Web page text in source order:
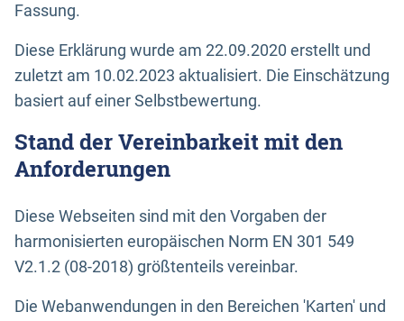
Fassung.
Diese Erklärung wurde am 22.09.2020 erstellt und
zuletzt am 10.02.2023 aktualisiert. Die Einschätzung
basiert auf einer Selbstbewertung.
Stand der Vereinbarkeit mit den
Anforderungen
Diese Webseiten sind mit den Vorgaben der
harmonisierten europäischen Norm EN 301 549
V2.1.2 (08-2018) größtenteils vereinbar.
Die Webanwendungen in den Bereichen 'Karten' und